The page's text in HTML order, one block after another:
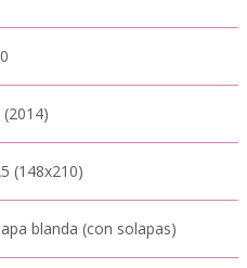
(2014)
(148x210)
blanda (con solapas)